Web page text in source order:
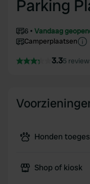
Parking
6
Vandaag
Camperplaatsen
3.35
Honden
Shop of kiosk